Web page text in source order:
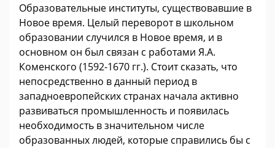
Образовательные институты, существовавшие в
Новое время. Целый переворот в школьном
образовании случился в Новое время, и в
основном он был связан с работами Я.А.
Коменского (1592-1670 гг.). Стоит сказать, что
непосредственно в данный период в
западноевропейских странах начала активно
развиваться промышленность и появилась
необходимость в значительном числе
образованных людей, которые справились бы с